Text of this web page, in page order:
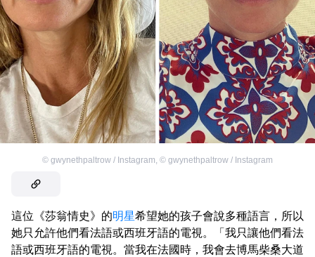
© gwynethpaltrow / Instagram, © gwynethpaltrow / Instagram
這位《莎翁情史》的明星希望她的孩子會說多種語言，所以
她只允許他們看法語或西班牙語的電視。「我只讓他們看法
語或西班牙語的電視。當我在法國時，我會去博馬柴桑大道